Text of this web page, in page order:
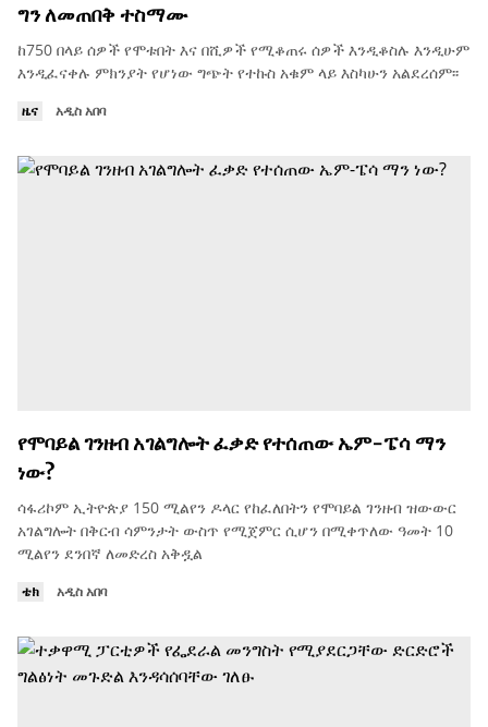
ግን ለመጠበቅ ተስማሙ
ከ750 በላይ ሰዎች የሞቱበት እና በሺዎች የሚቆጠሩ ሰዎች እንዲቆስሉ እንዲሁም
እንዲፈናቀሉ ምክንያት የሆነው ግጭት የተኩስ አቁም ላይ እስካሁን አልደረሰም፡፡
ዜና አዲስ አበባ
የሞባይል ገንዘብ አገልግሎት ፈቃድ የተሰጠው ኤም-ፔሳ ማን
ነው?
ሳፋሪኮም ኢትዮጵያ 150 ሚልየን ዶላር የከፈለበትን የሞባይል ገንዘብ ዝውውር
አገልግሎት በቅርብ ሳምንታት ውስጥ የሚጀምር ሲሆን በሚቀጥለው ዓመት 10
ሚልየን ደንበኛ ለመድረስ አቅዷል
ቴክ አዲስ አበባ